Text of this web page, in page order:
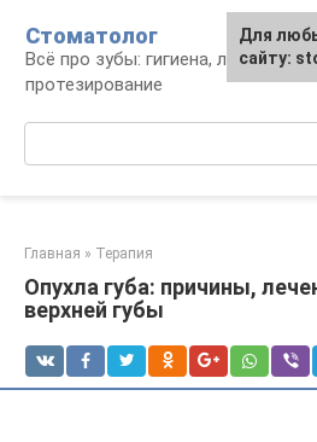
контенту
Стоматолог
Всё про зубы: гигиена, лечение,
протезирование
Главная » Терапия
Опухла губа: причины,
верхней губы
Для
сайту: